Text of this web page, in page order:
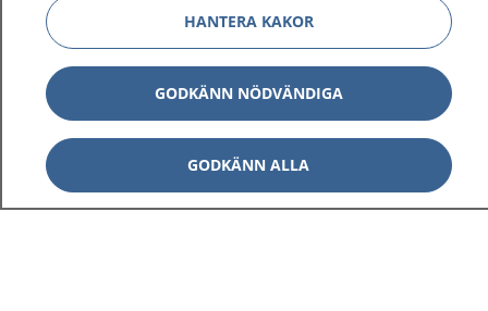
1177 ger dig råd när du vill må bättre.
1177 på flera språk Visa
Visa
HANTERA KAKOR
GODKÄNN NÖDVÄNDIGA
GODKÄNN ALLA